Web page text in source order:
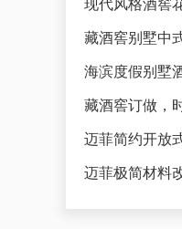
藏酒窖别墅中
海滨度假别墅
藏酒窖订做，
迈菲简约开放
迈菲极简材料